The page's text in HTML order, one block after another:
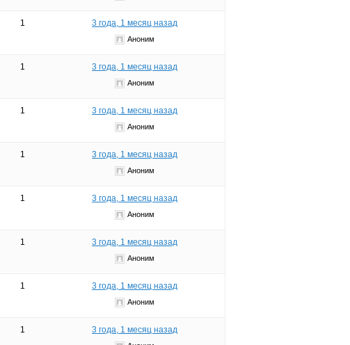
1 3 года, 1 месяц назад
Аноним
1 3 года, 1 месяц назад
Аноним
1 3 года, 1 месяц назад
Аноним
1 3 года, 1 месяц назад
Аноним
1 3 года, 1 месяц назад
Аноним
1 3 года, 1 месяц назад
Аноним
1 3 года, 1 месяц назад
Аноним
1 3 года, 1 месяц назад